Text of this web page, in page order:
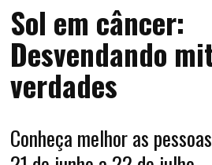
Sol em câncer:
Desvendando
verdades
Conheça melhor as